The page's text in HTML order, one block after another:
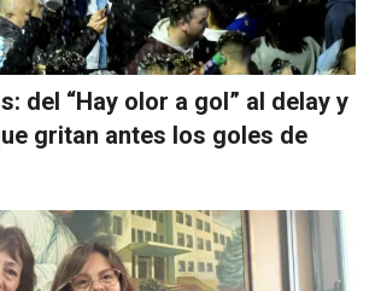
del “Hay olor a gol” al delay y
gritan antes los goles de